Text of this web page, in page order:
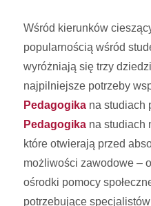
Wśród kierunków
popularnością wśród
wyróżniają się trzy
najpilniejsze potrzeby
Pedagogika na studiach
Pedagogika na studiach
które otwierają przed
możliwości zawodowe –
ośrodki pomocy
potrzebujące